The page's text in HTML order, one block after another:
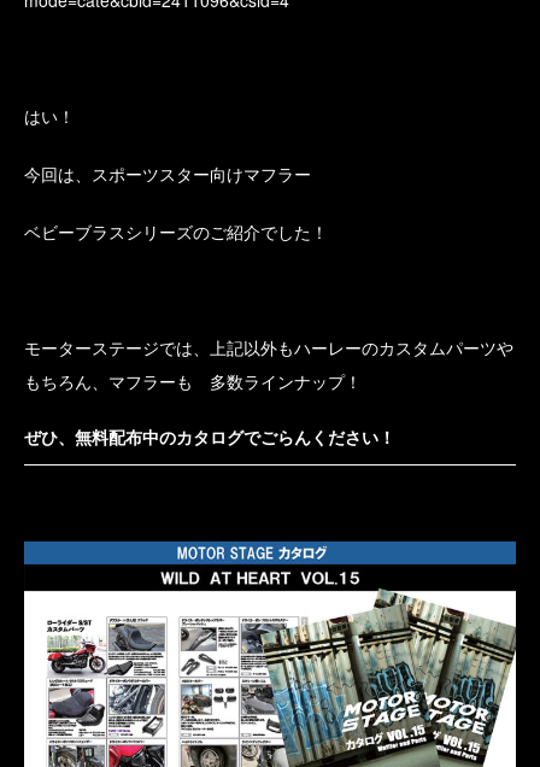
はい！
今回は、スポーツスター向けマフラー
ベビーブラスシリーズのご紹介でした！
モーターステージでは、上記以外もハーレーのカスタムパーツや
もちろん、マフラーも 多数ラインナップ！
ぜひ、無料配布中のカタログでごらんください！